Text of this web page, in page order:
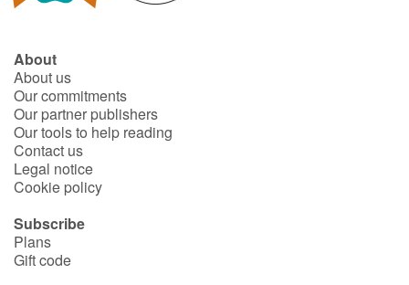
About
About us
Our commitments
Our partner publishers
Our tools to help reading
Contact us
Legal notice
Cookie policy
Subscribe
Plans
Gift code